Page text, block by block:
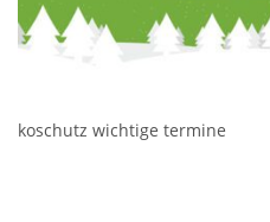
koschutz wichtige termine